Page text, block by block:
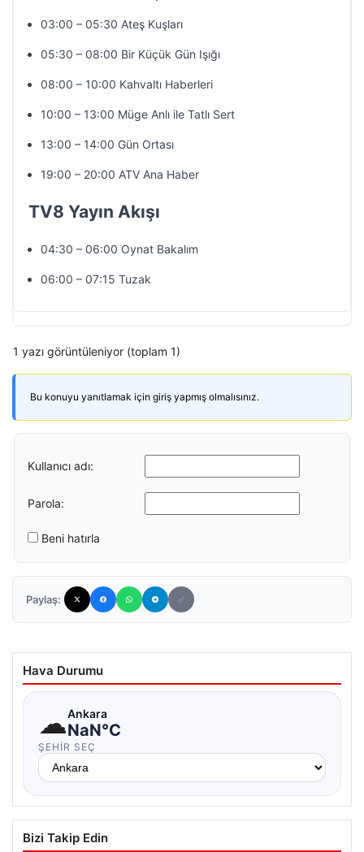
03:00 – 05:30 Ateş Kuşları
05:30 – 08:00 Bir Küçük Gün Işığı
08:00 – 10:00 Kahvaltı Haberleri
10:00 – 13:00 Müge Anlı ile Tatlı Sert
13:00 – 14:00 Gün Ortası
19:00 – 20:00 ATV Ana Haber
TV8 Yayın Akışı
04:30 – 06:00 Oynat Bakalım
06:00 – 07:15 Tuzak
1 yazı görüntüleniyor (toplam 1)
Bu konuyu yanıtlamak için giriş yapmış olmalısınız.
Kullanıcı adı:
Parola:
Beni hatırla
Paylaş:
Hava Durumu
☁Ankara
NaN°C
ŞEHIR SEÇ
Bizi Takip Edin